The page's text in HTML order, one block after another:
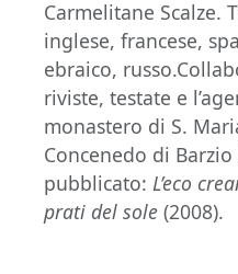
Carmelitane Scalze.
inglese, francese,
ebraico,
riviste, testate e
monastero di S.
Concenedo di
pubblicato: L’eco
prati del sole (2008).